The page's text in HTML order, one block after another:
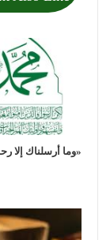
«وما أرسلناك إلا